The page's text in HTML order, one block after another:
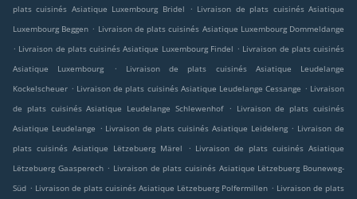
plats cuisinés Asiatique Luxembourg Bridel
. Livraison de plats cuisinés Asiatique
Luxembourg Beggen . Livraison de plats cuisinés Asiatique Luxembourg Dommeldange
. Livraison de plats cuisinés Asiatique Luxembourg Findel . Livraison de plats cuisinés
Asiatique Luxembourg
.
Livraison de plats cuisinés Asiatique Leudelange
Kockelscheuer . Livraison de plats cuisinés Asiatique Leudelange Cessange . Livraison
de plats cuisinés Asiatique Leudelange Schlewenhof
. Livraison de plats cuisinés
Asiatique Leudelange . Livraison de plats cuisinés Asiatique Leideleng . Livraison de
plats cuisinés Asiatique Lëtzebuerg Märel
. Livraison de plats cuisinés Asiatique
Lëtzebuerg Gaasperech . Livraison de plats cuisinés Asiatique Lëtzebuerg Bouneweg-
Süd . Livraison de plats cuisinés Asiatique Lëtzebuerg Polfermillen . Livraison de plats